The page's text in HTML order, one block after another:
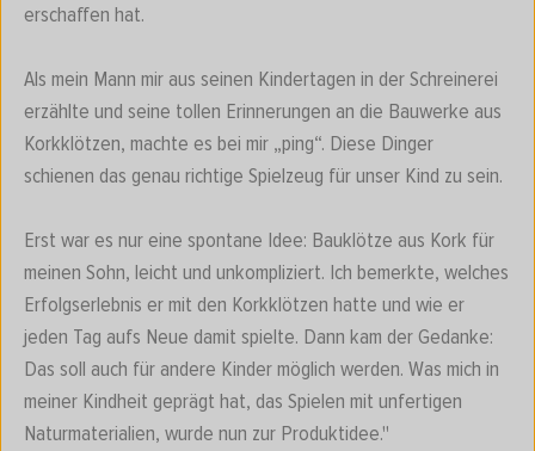
erschaffen hat.
Als mein Mann mir aus seinen Kindertagen in der Schreinerei
erzählte und seine tollen Erinnerungen an die Bauwerke aus
Korkklötzen, machte es bei mir „ping“. Diese Dinger
schienen das genau richtige Spielzeug für unser Kind zu sein.
Erst war es nur eine spontane Idee: Bauklötze aus Kork für
meinen Sohn, leicht und unkompliziert. Ich bemerkte, welches
Erfolgserlebnis er mit den Korkklötzen hatte und wie er
jeden Tag aufs Neue damit spielte. Dann kam der Gedanke:
Das soll auch für andere Kinder möglich werden. Was mich in
meiner Kindheit geprägt hat, das Spielen mit unfertigen
Naturmaterialien, wurde nun zur Produktidee."